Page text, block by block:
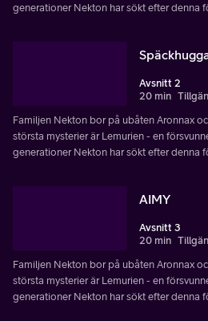
generationer Nekton har sökt efter denna
Avsnitt 2
20 min
Familjen Nekton bor på ubåten Aronnax
största mysterier är Lemurien - en
generationer Nekton har sökt efter denna
AIMY
Avsnitt 3
20 min
Familjen Nekton bor på ubåten Aronnax
största mysterier är Lemurien - en
generationer Nekton har sökt efter denna